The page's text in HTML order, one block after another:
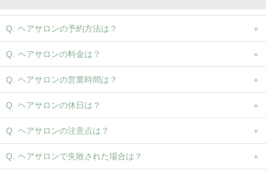
ヘアサロンの予約方法は？
ヘアサロンの料金は？
ヘアサロンの営業時間は？
ヘアサロンの休日は？
ヘアサロンの注意点は？
ヘアサロンで失敗された場合は？